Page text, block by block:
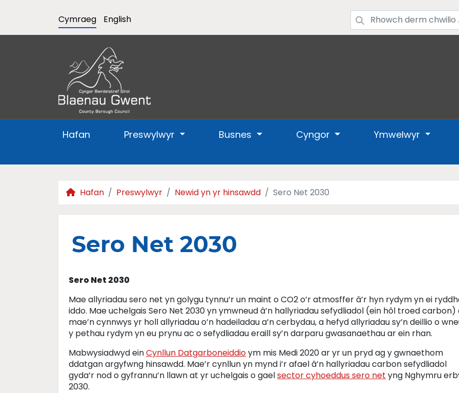
Cymraeg English
Hafan Preswylwyr Busnes Cyngor Ymwelwyr
Hafan Preswylwyr Newid yn yr hinsawdd Sero Net 2030
Sero Net 2030
Sero Net 2030
Mae allyriadau sero net yn golygu tynnu’r un maint o CO2 o’r atmosffer â’r hyn rydym yn ei
iddo. Mae uchelgais Sero Net 2030 yn ymwneud â’n hallyriadau sefydliadol (ein hôl troed carbon)
mae’n cynnwys yr holl allyriadau o’n hadeiladau a’n cerbydau, a hefyd allyriadau sy’n deillio o
y pethau rydym yn eu prynu ac o sefydliadau eraill sy’n darparu gwasanaethau ar ein rhan.
Mabwysiadwyd einCynllun Datgarboneiddioym mis Medi 2020 ar yr un pryd ag y gwnaethom
ddatgan argyfwng hinsawdd. Mae’r cynllun yn mynd i’r afael â’n hallyriadau carbon sefydliadol
gyda’r nod o gyfrannu’n llawn at yr uchelgais o gaelsector cyhoeddus sero net yng Nghymru
2030.